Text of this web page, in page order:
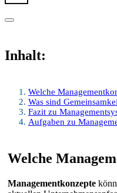
Inhalt:
Welche
Was sind
Fazit zu
Aufgaben zu
Welche
Managementkonzepte